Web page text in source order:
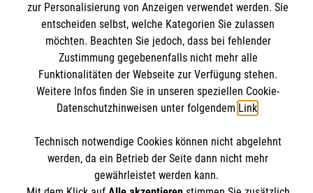
Barrierefreiheit
Malteserorden
Malteser Jugend
Malteser International
Sharepoint
Spendenkonto
Empfänger: Malteser Hilfsdienst e.V.
BIC: GENODED 1PA7
Der Malteser Hilfsdienst e.V. ist als eingetragene
zur Personalisierung von Anzeigen verwendet werden. Sie
entscheiden selbst, welche Kategorien Sie zulassen
möchten. Beachten Sie jedoch, dass bei fehlender
Zustimmung gegebenenfalls nicht mehr alle
Funktionalitäten der Webseite zur Verfügung stehen.
Weitere Infos finden Sie in unseren speziellen Cookie-
Datenschutzhinweisen unter folgendem Link.
Technisch notwendige Cookies können nicht abgelehnt
werden, da ein Betrieb der Seite dann nicht mehr
gewährleistet werden kann.